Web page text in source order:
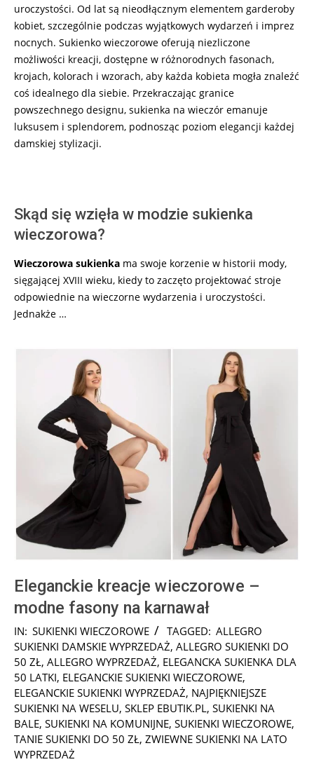
uroczystości. Od lat są nieodłącznym elementem garderoby
kobiet, szczególnie podczas wyjątkowych wydarzeń i imprez
nocnych. Sukienko wieczorowe oferują niezliczone
możliwości kreacji, dostępne w różnorodnych fasonach,
krojach, kolorach i wzorach, aby każda kobieta mogła znaleźć
coś idealnego dla siebie. Przekraczając granice
powszechnego designu, sukienka na wieczór emanuje
luksusem i splendorem, podnosząc poziom elegancji każdej
damskiej stylizacji.
Skąd się wzięła w modzie sukienka
wieczorowa?
Wieczorowa sukienka ma swoje korzenie w historii mody,
sięgającej XVIII wieku, kiedy to zaczęto projektować stroje
odpowiednie na wieczorne wydarzenia i uroczystości.
Jednakże …
Eleganckie kreacje wieczorowe –
modne fasony na karnawał
2025-
10-
01
IN: SUKIENKI WIECZOROWE TAGGED: ALLEGRO
SUKIENKI DAMSKIE WYPRZEDAŻ, ALLEGRO SUKIENKI DO
50 ZŁ, ALLEGRO WYPRZEDAŻ, ELEGANCKA SUKIENKA DLA
50 LATKI, ELEGANCKIE SUKIENKI WIECZOROWE,
ELEGANCKIE SUKIENKI WYPRZEDAŻ, NAJPIĘKNIEJSZE
SUKIENKI NA WESELU, SKLEP EBUTIK.PL, SUKIENKI NA
BALE, SUKIENKI NA KOMUNIJNE, SUKIENKI WIECZOROWE,
TANIE SUKIENKI DO 50 ZŁ, ZWIEWNE SUKIENKI NA LATO
WYPRZEDAŻ